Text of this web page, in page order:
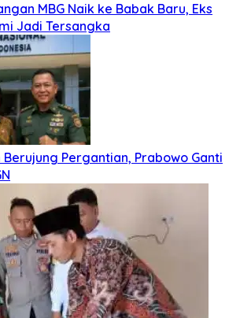
MBG Naik ke Babak Baru, Eks
Jadi Tersangka
Berujung Pergantian, Prabowo Ganti